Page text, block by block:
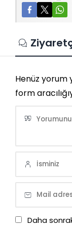
Henüz yorum
form
Daha